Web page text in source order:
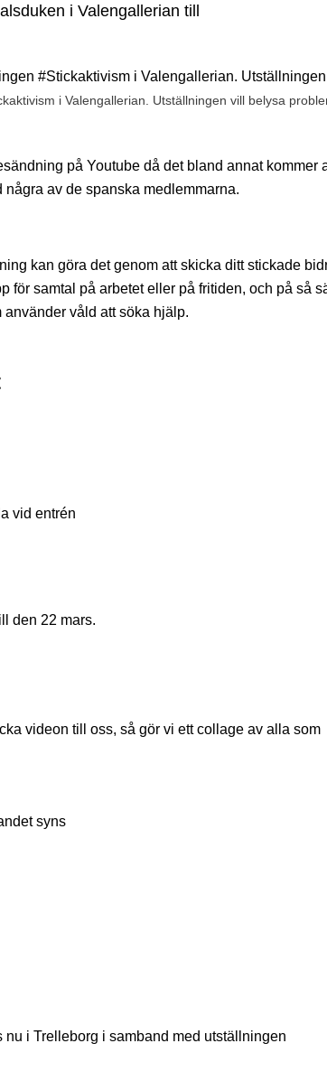
i Valengallerian till
i Valengallerian. Utställningen vill belysa
på Youtube då det bland annat kommer
av de spanska medlemmarna.
kan göra det genom att skicka ditt stickade
för samtal på arbetet eller på fritiden, och på så
använder våld att söka hjälp.
vid entrén
den 22 mars.
videon till oss, så gör vi ett collage av alla som
syns
i Trelleborg i samband med utställningen